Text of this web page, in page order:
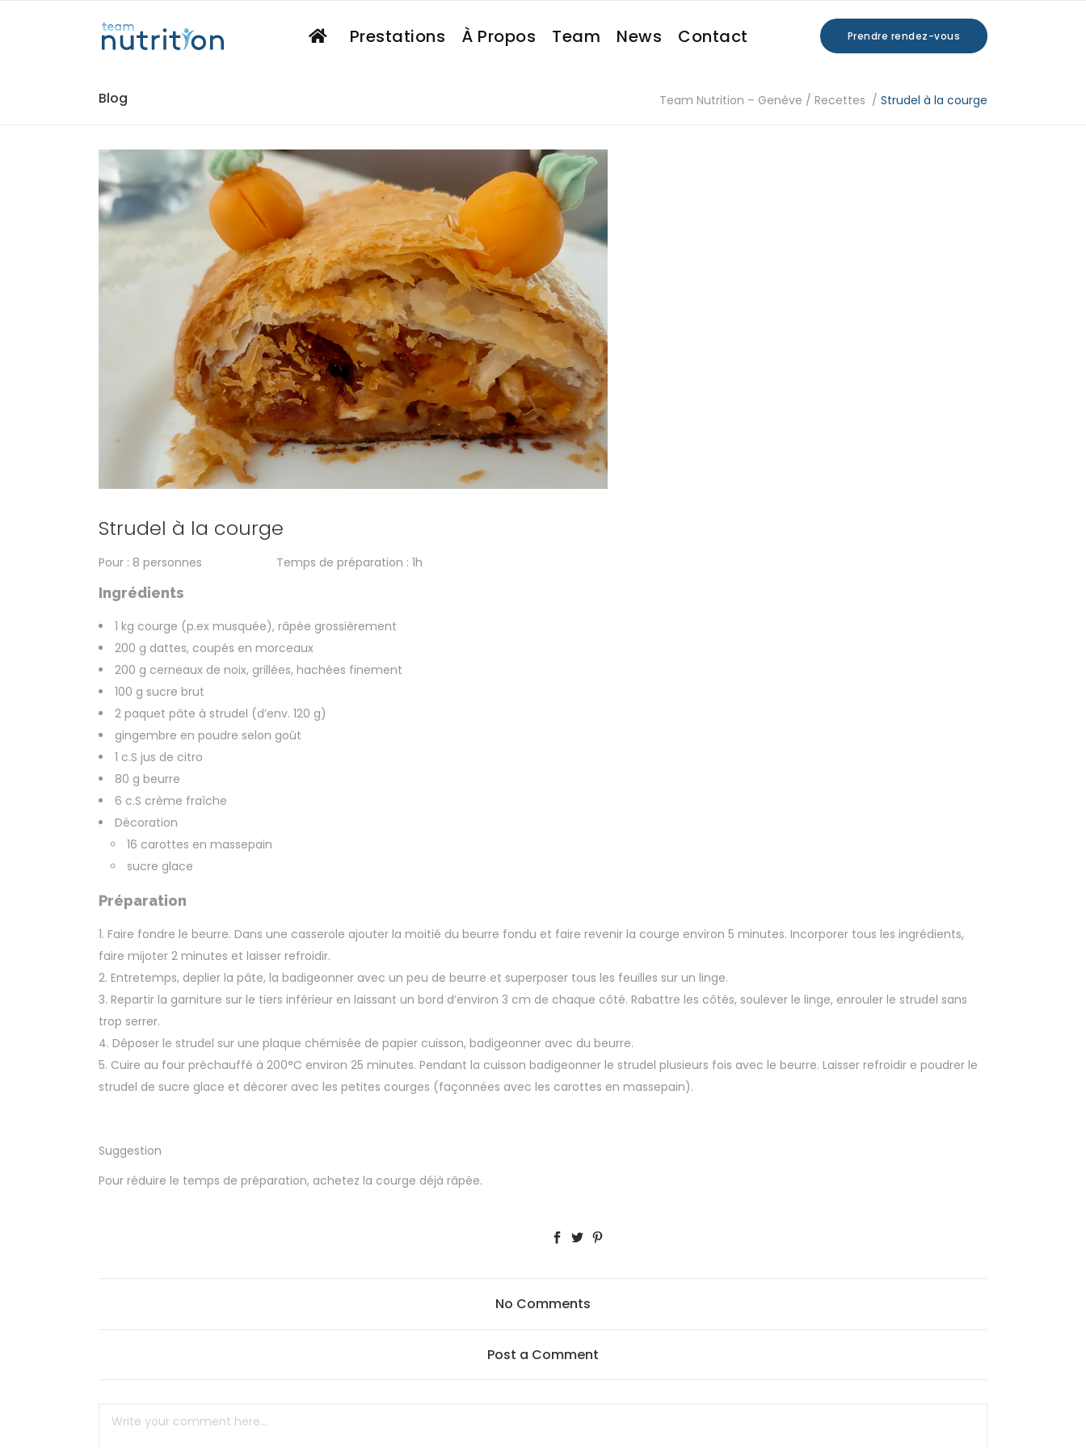
Prestations À Propos Team News Contact Prendre rendez-vous
Blog Team Nutrition – Genève / Recettes / Strudel à la courge
Strudel à la courge
Pour : 8 personnes Temps de préparation : 1h
Ingrédients
1 kg courge (p.ex musquée), râpée grossièrement
200 g dattes, coupés en morceaux
200 g cerneaux de noix, grillées, hachées finement
100 g sucre brut
2 paquet pâte à strudel (d’env. 120 g)
gingembre en poudre selon goût
1 c.S jus de citro
80 g beurre
6 c.S crème fraîche
Décoration
16 carottes en massepain
sucre glace
Préparation
Faire fondre le beurre. Dans une casserole ajouter la moitié du beurre fondu et faire revenir la courge environ 5 minutes. Incorporer tous les ingrédients,
faire mijoter 2 minutes et laisser refroidir.
Entretemps, deplier la pâte, la badigeonner avec un peu de beurre et superposer tous les feuilles sur un linge.
Repartir la garniture sur le tiers inférieur en laissant un bord d’environ 3 cm de chaque côté. Rabattre les côtés, soulever le linge, enrouler le strudel sans
trop serrer.
Déposer le strudel sur une plaque chémisée de papier cuisson, badigeonner avec du beurre.
Cuire au four préchauffé à 200°C environ 25 minutes. Pendant la cuisson badigeonner le strudel plusieurs fois avec le beurre. Laisser refroidir e poudrer le
strudel de sucre glace et décorer avec les petites courges (façonnées avec les carottes en massepain).
Suggestion
Pour réduire le temps de préparation, achetez la courge déjà râpée.
No Comments
Post a Comment